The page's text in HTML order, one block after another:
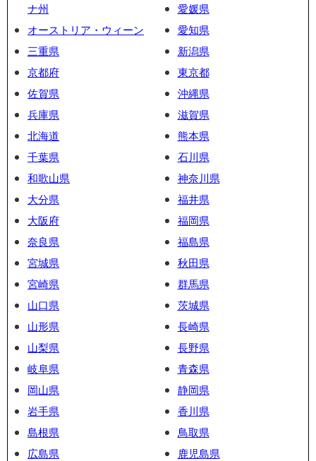
ナ州
オーストリア・ウィーン
三重県
京都府
佐賀県
兵庫県
北海道
千葉県
和歌山県
大分県
大阪府
奈良県
宮城県
宮崎県
山口県
山形県
山梨県
岐阜県
岡山県
岩手県
島根県
広島県
愛媛県
愛知県
新潟県
東京都
沖縄県
滋賀県
熊本県
石川県
神奈川県
福井県
福岡県
福島県
秋田県
群馬県
茨城県
長崎県
長野県
青森県
静岡県
香川県
鳥取県
鹿児島県